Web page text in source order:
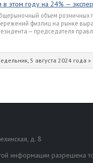
в этом году на 24% —
объем розничных
физлиц на рынке
— председателя
5 августа 2024 года »
д. 8
информации разрешена